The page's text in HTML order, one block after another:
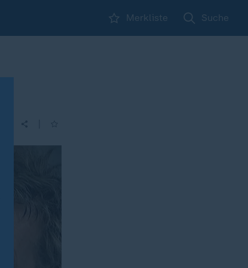
Merkliste Suche